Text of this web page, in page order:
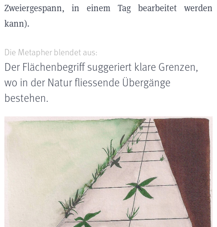
Zweiergespann, in einem Tag bearbeitet werden
kann).
Die Metapher blendet aus:
Der Flächenbegriff suggeriert klare Grenzen,
wo in der Natur fliessende Übergänge
bestehen.